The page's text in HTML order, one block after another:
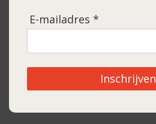
E-mailadres *
Inschrijven